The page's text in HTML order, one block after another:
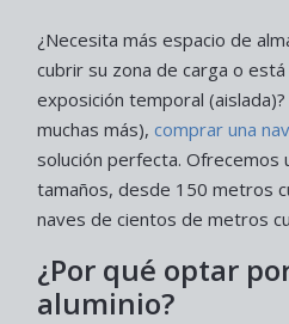
¿Necesita más espacio de
cubrir su zona de carga o
exposición temporal
muchas más), comprar una
solución perfecta. Ofrecemos
tamaños, desde 150 metros
naves de cientos de metros
¿Por qué optar
aluminio?